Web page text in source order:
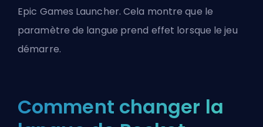
Epic Games Launcher. Cela montre que le
paramètre de langue prend effet lorsque le jeu
démarre.
Comment changer la